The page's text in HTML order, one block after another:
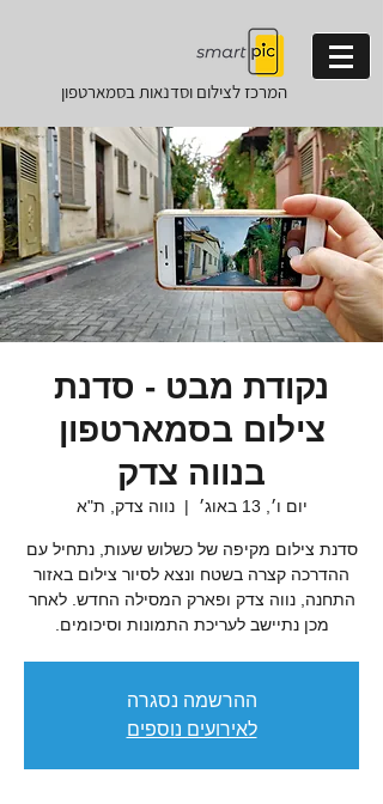
המרכז לצילום וסדנאותבסמארטפון
נקודת מבט - סדנת
צילום בסמארטפון
בנווה צדק
יום ו׳, 13 באוג׳
  |
נווה צדק, ת"א
סדנת צילום מקיפה של כשלוש שעות, נתחיל עם
ההדרכה קצרה בשטח ונצא לסיור צילום באזור
התחנה, נווה צדק ופארק המסילה החדש. לאחר
מכן נתיישב לעריכת התמונות וסיכומים.
ההרשמה נסגרה
לאירועים נוספים